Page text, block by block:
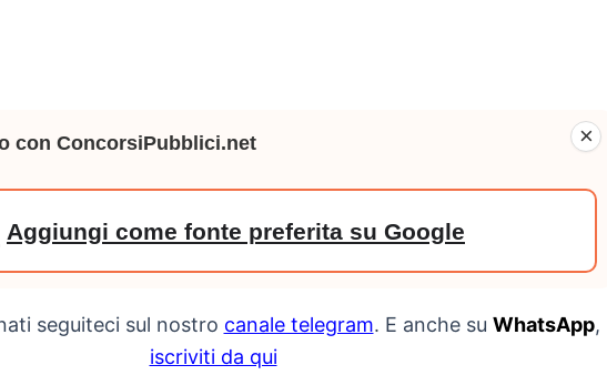
×
con ConcorsiPubblici.net
Aggiungi come fonte preferita su Google
seguiteci sul nostro canale telegram. E anche su WhatsApp,
iscriviti da qui